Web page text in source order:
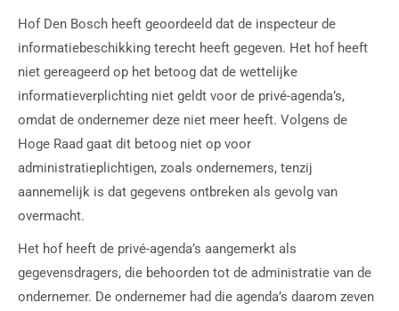
Hof Den Bosch heeft geoordeeld dat de inspecteur de
informatiebeschikking terecht heeft gegeven. Het hof heeft
niet gereageerd op het betoog dat de wettelijke
informatieverplichting niet geldt voor de privé-agenda’s,
omdat de ondernemer deze niet meer heeft. Volgens de
Hoge Raad gaat dit betoog niet op voor
administratieplichtigen, zoals ondernemers, tenzij
aannemelijk is dat gegevens ontbreken als gevolg van
overmacht.
Het hof heeft de privé-agenda’s aangemerkt als
gegevensdragers, die behoorden tot de administratie van de
ondernemer. De ondernemer had die agenda’s daarom zeven